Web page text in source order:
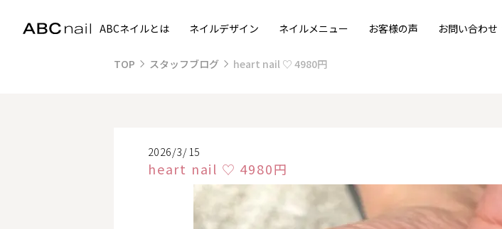
ABCネイルとは ネイルデザイン ネイルメニュー お客様の声 お問い合わせ
TOP スタッフブログ heart nail ♡ 4980円
2026/3/15
heart nail ♡ 4980円